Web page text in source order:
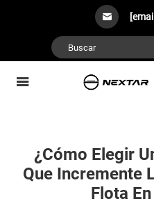
¿Cómo Elegir
Que Incremente
Flota